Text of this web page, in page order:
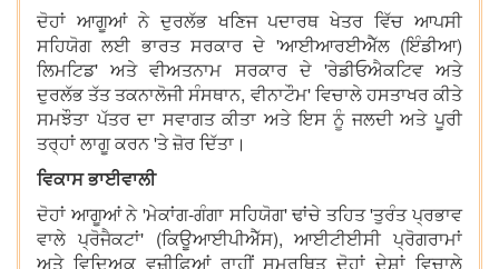
ਦੋਹਾਂ ਆਗੂਆਂ ਨੇ ਦੁਰਲੱਭ ਖਣਿਜ ਪਦਾਰਥ ਖੇਤਰ ਵਿੱਚ ਆਪਸੀ
ਸਹਿਯੋਗ ਲਈ ਭਾਰਤ ਸਰਕਾਰ ਦੇ 'ਆਈਆਰਈਐੱਲ (ਇੰਡੀਆ)
ਲਿਮਟਿਡ' ਅਤੇ ਵੀਅਤਨਾਮ ਸਰਕਾਰ ਦੇ 'ਰੇਡੀਓਐਕਟਿਵ ਅਤੇ
ਦੁਰਲੱਭ ਤੱਤ ਤਕਨਾਲੋਜੀ ਸੰਸਥਾਨ, ਵੀਨਾਟੌਮ' ਵਿਚਾਲੇ ਹਸਤਾਖਰ ਕੀਤੇ
ਸਮਝੌਤਾ ਪੱਤਰ ਦਾ ਸਵਾਗਤ ਕੀਤਾ ਅਤੇ ਇਸ ਨੂੰ ਜਲਦੀ ਅਤੇ ਪੂਰੀ
ਤਰ੍ਹਾਂ ਲਾਗੂ ਕਰਨ 'ਤੇ ਜ਼ੋਰ ਦਿੱਤਾ।
ਵਿਕਾਸ ਭਾਈਵਾਲੀ
ਦੋਹਾਂ ਆਗੂਆਂ ਨੇ 'ਮੇਕਾਂਗ-ਗੰਗਾ ਸਹਿਯੋਗ' ਢਾਂਚੇ ਤਹਿਤ 'ਤੁਰੰਤ ਪ੍ਰਭਾਵ
ਵਾਲੇ ਪ੍ਰੋਜੈਕਟਾਂ' (ਕਿਊਆਈਪੀਐੱਸ), ਆਈਟੀਈਸੀ ਪ੍ਰੋਗਰਾਮਾਂ
ਅਤੇ ਵਿਦਿਅਕ ਵਜ਼ੀਫ਼ਿਆਂ ਰਾਹੀਂ ਸਮਰਥਿਤ ਦੋਹਾਂ ਦੇਸ਼ਾਂ ਵਿਚਾਲੇ